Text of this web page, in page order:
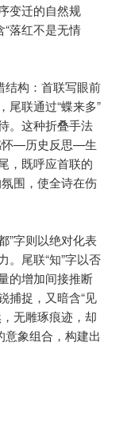
变迁的自然规
落红不是无情
构：首联写眼前
尾联通过“蝶来多”
。这种折叠手法
怀—历史反思—生
，既呼应首联的
围，使全诗在伤
”字则以绝对化表
。尾联“知”字以否
的增加间接推断
捕捉，又暗含“见
无雕琢痕迹，却
象组合，构建出